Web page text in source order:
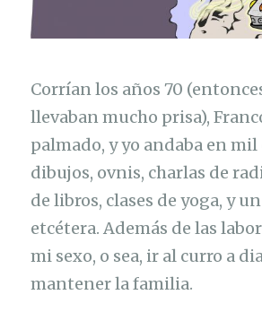
Corrían los años 70
llevaban mucho prisa),
palmado, y yo andaba en mil
dibujos, ovnis, charlas de
de libros, clases de yoga, y
etcétera. Además de las
mi sexo, o sea, ir al curro a
mantener la familia.